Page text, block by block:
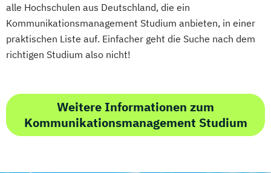
alle Hochschulen aus Deutschland, die ein
Kommunikationsmanagement Studium anbieten, in einer
praktischen Liste auf. Einfacher geht die Suche nach dem
richtigen Studium also nicht!
Weitere Informationen zum
Kommunikationsmanagement Studium